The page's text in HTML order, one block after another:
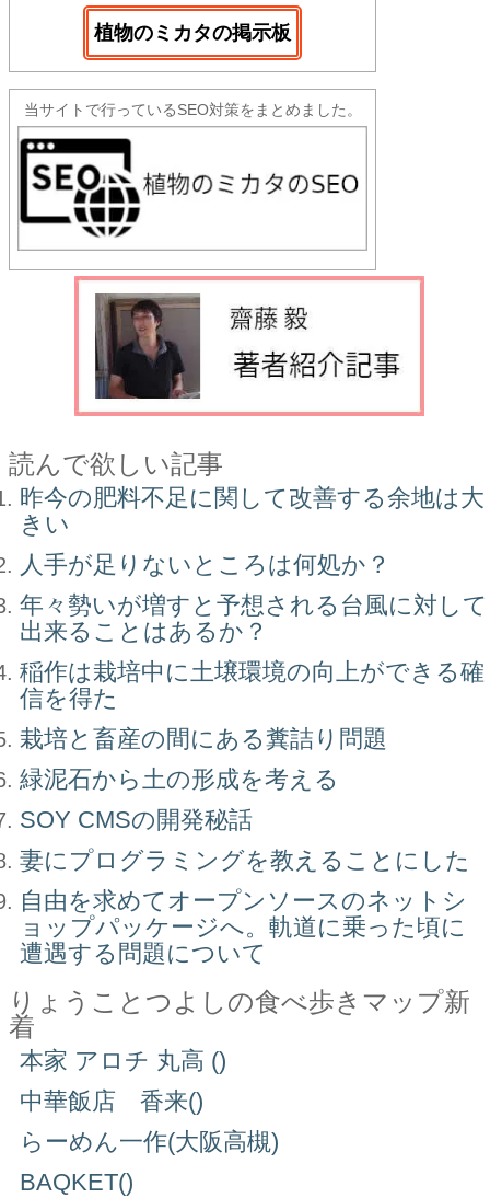
植物のミカタの掲示板
当サイトで行っているSEO対策をまとめました。
読んで欲しい記事
昨今の肥料不足に関して改善する余地は大
きい
人手が足りないところは何処か？
年々勢いが増すと予想される台風に対して
出来ることはあるか？
稲作は栽培中に土壌環境の向上ができる確
信を得た
栽培と畜産の間にある糞詰り問題
緑泥石から土の形成を考える
SOY CMSの開発秘話
妻にプログラミングを教えることにした
自由を求めてオープンソースのネットシ
ョップパッケージへ。軌道に乗った頃に
遭遇する問題について
りょうことつよしの食べ歩きマップ新
着
本家 アロチ 丸高 ()
中華飯店 香来()
らーめん一作(大阪高槻)
BAQKET()